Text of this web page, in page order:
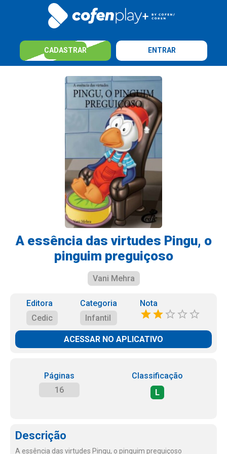
CADASTRAR ENTRAR
A essência das virtudes Pingu, o
pinguim preguiçoso
Vani Mehra
Editora
Cedic
Categoria
Infantil
Nota
ACESSAR NO APLICATIVO
Páginas
16
Classificação
L
Descrição
A essência das virtudes Pingu, o pinguim preguiçoso